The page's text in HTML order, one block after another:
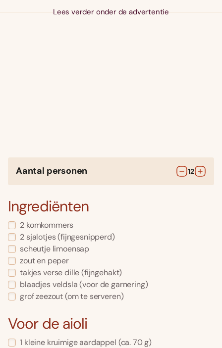
Lees verder onder de advertentie
Aantal personen 12
Ingrediënten
2 komkommers
2 sjalotjes(fijngesnipperd)
scheutje limoensap
zout en peper
takjesverse dille(fijngehakt)
blaadjes veldsla(voor de garnering)
grof zeezout(om te serveren)
Voor de aioli
1 kleine kruimige aardappel (ca. 70 g)